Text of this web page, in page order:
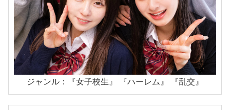
ジャンル：『女子校生』 『ハーレム』 『乱交』